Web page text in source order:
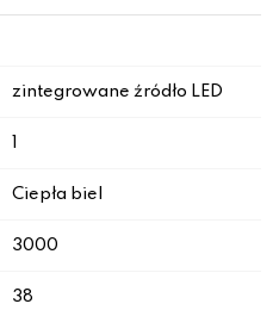
zintegrowane źródło LED
Ciepła biel
3000
38